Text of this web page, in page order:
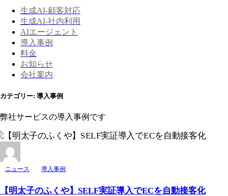
生成AI-顧客対応
生成AI-社内利用
AIエージェント
導入事例
料金
お知らせ
会社案内
カテゴリー: 導入事例
弊社サービスの導入事例です
ニュース 導入事例
【明太子のふくや】SELF実証導入でECを自動接客化